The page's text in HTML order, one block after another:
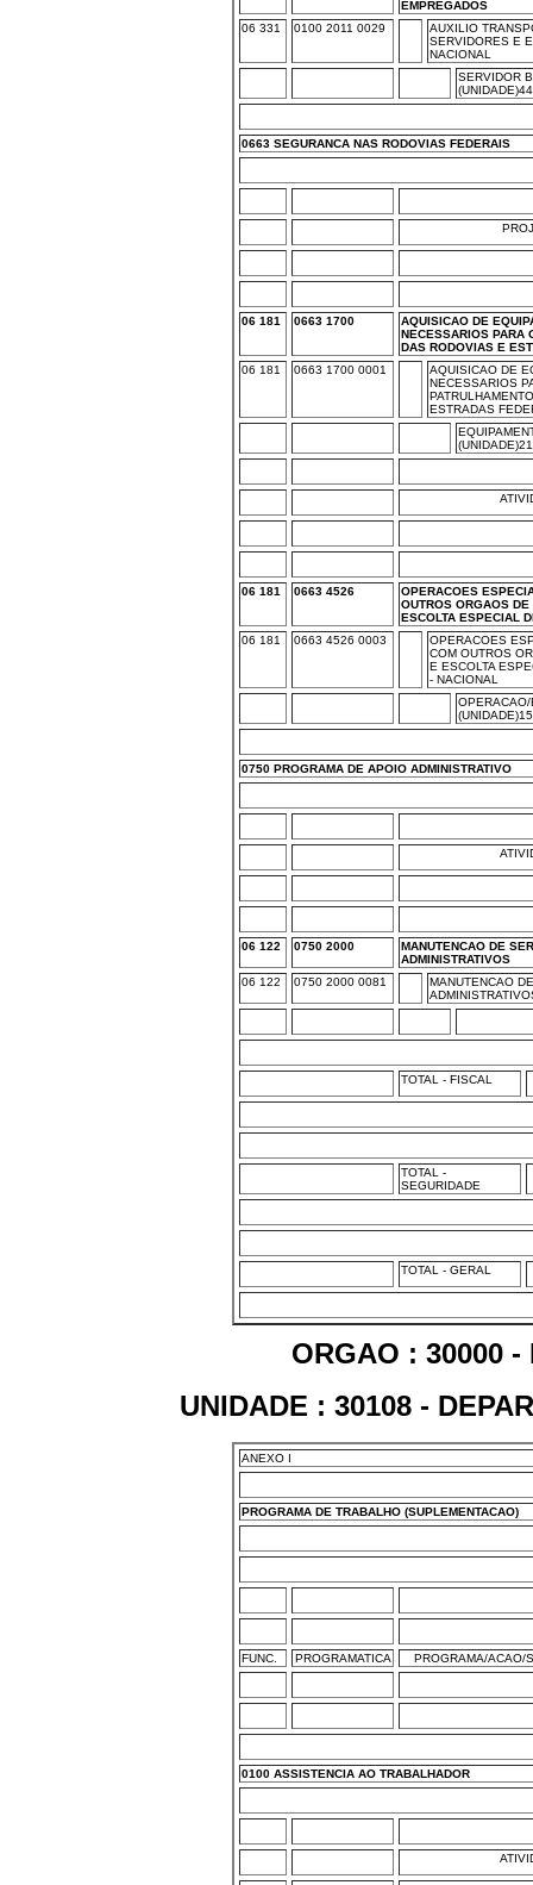
EMPREGADOS
06 331
0100 2011 0029
AUXILIO
SERVIDORES E
NACIONAL
SERVIDOR
0663 SEGURANCA NAS RODOVIAS FEDERAIS
06 181 0663 1700
AQUISICAO DE
NECESSARIOS PARA
DAS RODOVIAS E
06 181
0663 1700 0001
AQUISICAO DE
NECESSARIOS
ESTRADAS
06 181 0663 4526
OPERACOES
OUTROS ORGAOS
ESCOLTA ESPECIAL
06 181
0663 4526 0003
OPERACOES
COM OUTROS
E ESCOLTA
- NACIONAL
OPERACAO/
0750 PROGRAMA DE APOIO ADMINISTRATIVO
06 122 0750 2000
MANUTENCAO DE
ADMINISTRATIVOS
06 122
0750 2000 0081
MANUTENCAO
TOTAL - FISCAL
TOTAL -
SEGURIDADE
TOTAL - GERAL
ORGAO : 30000 -
UNIDADE : 30108 -
ANEXO I
PROGRAMA DE TRABALHO (SUPLEMENTACAO)
FUNC. PROGRAMATICA PROGRAMA/ACAO/
0100 ASSISTENCIA AO TRABALHADOR